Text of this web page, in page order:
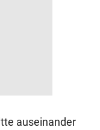
auseinander